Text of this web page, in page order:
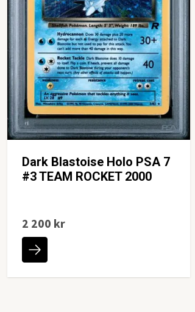
Dark Blastoise Holo PSA 7
#3 TEAM ROCKET 2000
2 200 kr